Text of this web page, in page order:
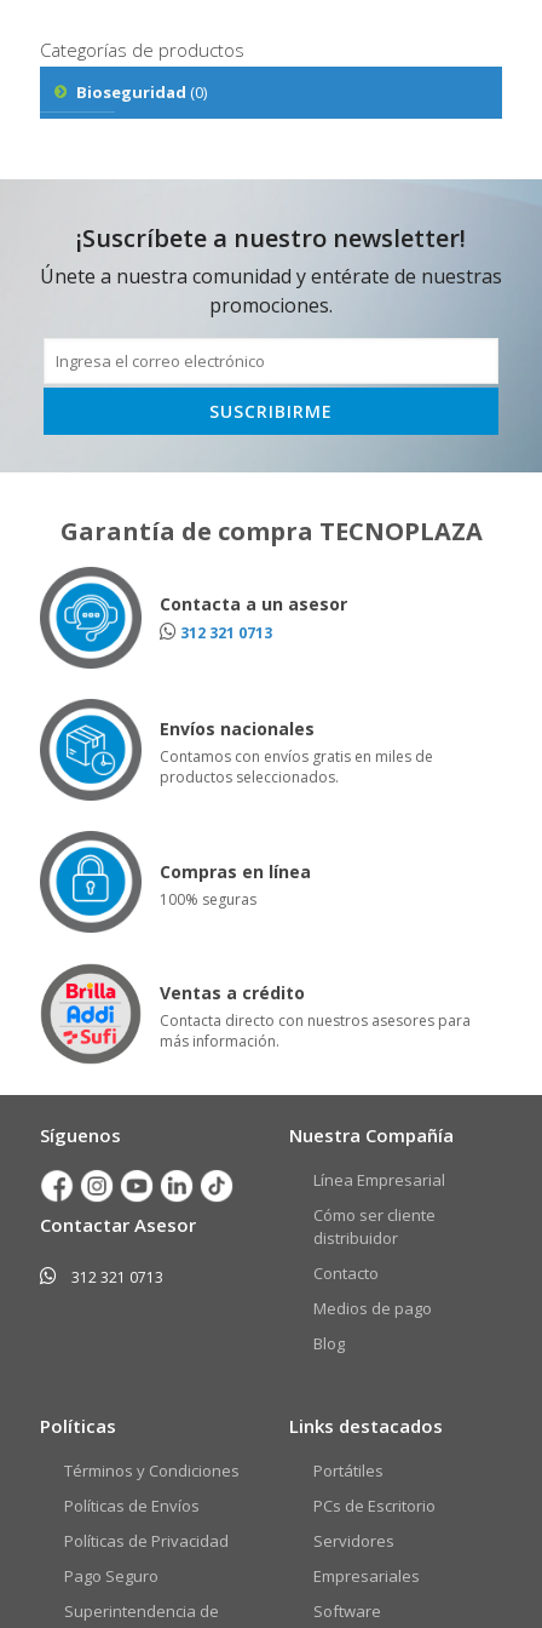
Categorías de productos
Bioseguridad (0)
¡Suscríbete a nuestro newsletter!
Únete a nuestra comunidad y entérate de nuestras
promociones.
Garantía de compra TECNOPLAZA
Contacta a un asesor
312 321 0713
Envíos nacionales
Contamos con envíos gratis en miles de
productos seleccionados.
Compras en línea
100% seguras
Ventas a crédito
Contacta directo con nuestros asesores para
más información.
Síguenos
Contactar Asesor
312 321 0713
Nuestra Compañía
Línea Empresarial
Cómo ser cliente
distribuidor
Contacto
Medios de pago
Blog
Políticas
Términos y Condiciones
Políticas de Envíos
Políticas de Privacidad
Pago Seguro
Superintendencia de
Links destacados
Portátiles
PCs de Escritorio
Servidores
Empresariales
Software